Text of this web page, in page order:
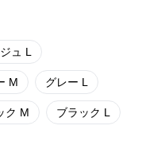
べージュ L
グレー M グレー L
ブラック M ブラック L